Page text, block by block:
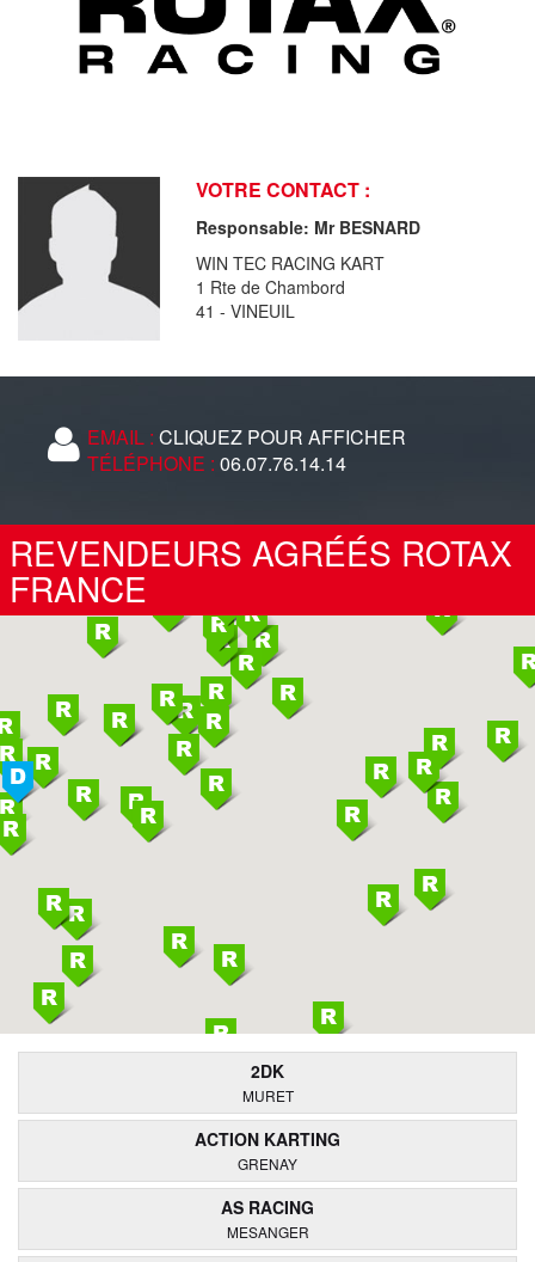
VOTRE CONTACT :
Responsable: Mr BESNARD
WIN TEC RACING KART
1 Rte de Chambord
41 - VINEUIL
EMAIL :CLIQUEZ POUR AFFICHER
TÉLÉPHONE :06.07.76.14.14
REVENDEURS AGRÉÉS ROTAX
FRANCE
2DK
MURET
ACTION KARTING
GRENAY
AS RACING
MESANGER